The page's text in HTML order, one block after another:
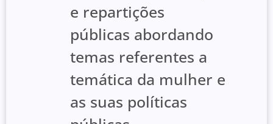
e repartições
públicas abordando
temas referentes a
temática da mulher e
as suas políticas